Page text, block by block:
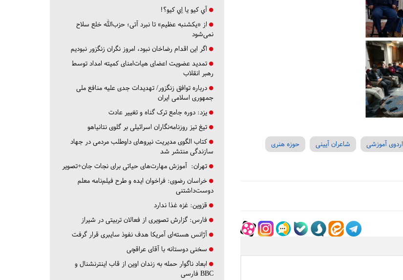
اردوی آموزشی شاعران آیینی
حوزه هنری
آي كيو يا اِي كيو؟!
از «یکشنبه عظیم» تا نبرد آتی؛ حزب‌الله خلع سلاح
نمی‌شود
اگر این اقدام رضاخان نبود، امروز نگران زنگزور نبودیم
تمدید عضویت اعضای هیات‌امنای کمیته امداد توسط
رهبر انقلاب
درباره توافق زنگزور/ تهدیدات جدی علیه منافع ملی
جمهوری اسلامی ایران
یزد: دوره جامع ترک گناه و تغییر عادت
تیغ تیز روزنامه‌نگاران اسرائیلی بر گلوی نتانیاهو
کتاب الگوی مدیریت نیروهای داوطلب مردمی در جهاد
سازندگی منتشر شد
تهران: آموزش مهارت‌های حیاتی برای نجات جان+تصویر
خراسان رضوی: فراخوان ایده و طرح فیلم‌نامه معلم
دوست‌داشتنی
قزوین: غزه غذا ندارد
فارس: گزارش تصویری از فعالان تربیتی در شیراز
آژانس هسته‌ای آمریکا هدف نفوذ سایبری قرار گرفت
سخنی دوستانه با آقای عراقچی
ابعاد ناگوار حمله به زندان اوین از قاب اینترنشنال و
BBC فارسی